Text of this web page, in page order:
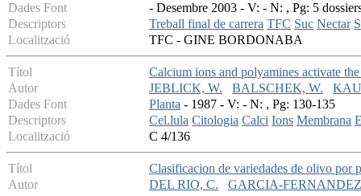
Dades Font
- Desembre 2003 - V: - N: , Pg: 5
Descriptors
Treball final de carrera TFC Suc Nectar
Localització
TFC - GINE BORDONABA
Títol
Calcium ions and polyamines activate
Autor
JEBLICK, W. BALSCHEK, W.
Dades Font
Planta - 1987 - V: - N: , Pg: 130-135
Descriptors
Cel.lula Citologia Calci Ions Membrana
Localització
C 4/136
Títol
Clasificacion de variedades de olivo por
Autor
DEL RIO, C.
GARCIA-